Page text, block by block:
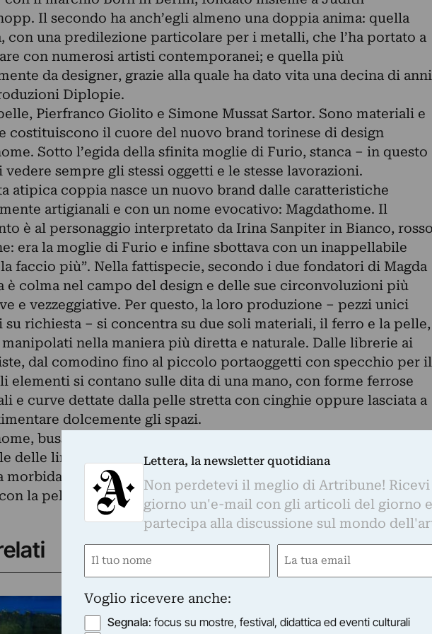
Il secondo ha anch’egli almeno una doppia anima: quella
con una predilezione particolare per i metalli, che l’ha portato a
con numerosi artisti contemporanei; e quella più
da designer, grazie alla quale ha dato vita una decina di anni
Diplopie.
Pierfranco Giolito e Simone Mussat Sartor. Sono materiali e
costituiscono il cuore del nuovo brand torinese di design
Sotto l’egida della sfinita moglie di Furio, stanca – in questo
vedere sempre gli stessi oggetti e le stesse lavorazioni.
atipica coppia nasce un nuovo brand dalle caratteristiche
artigianali e con un nome evocativo: Magdathome. Il
è al personaggio interpretato da Irina Sanpiter in Bianco,
era la moglie di Furio e infine sbottava con un inappellabile
la faccio più”. Nella fattispecie, secondo i due fondatori di Magda
è colma nel campo del design e delle sue circonvoluzioni più
e vezzeggiative. Per questo, la loro produzione – pezzi unici
su richiesta – si concentra su due soli materiali, il ferro e la pelle,
nella maniera più diretta e naturale. Dalle librerie ai
dal comodino fino al piccolo portaoggetti con specchio per il
elementi si contano sulle dita di una mano, con forme ferrose
e curve dettate dalla pelle stretta con cinghie oppure lasciata a
dolcemente gli spazi.
bussola impazzita segna il nord, la freddezza geometrica ed
delle linee metalliche perimetrali adatte a sostenere, ma segna
morbida abbondanza che smussa gli spigoli riempendone i
la pelle abituata a contenere.
ARTE CONTEMPORANEA
Le gallerie di Torino reagiscono alla pandemia: 10
Lettera, la newsletter quotidiana
Non perdetevi il meglio di Artribune!
giorno un'e-mail con gli articoli del giorno
partecipa alla discussione sul mondo
Nome
Email
Voglio ricevere anche:
Segnala: focus su mostre, festival, didattica ed eventi culturali